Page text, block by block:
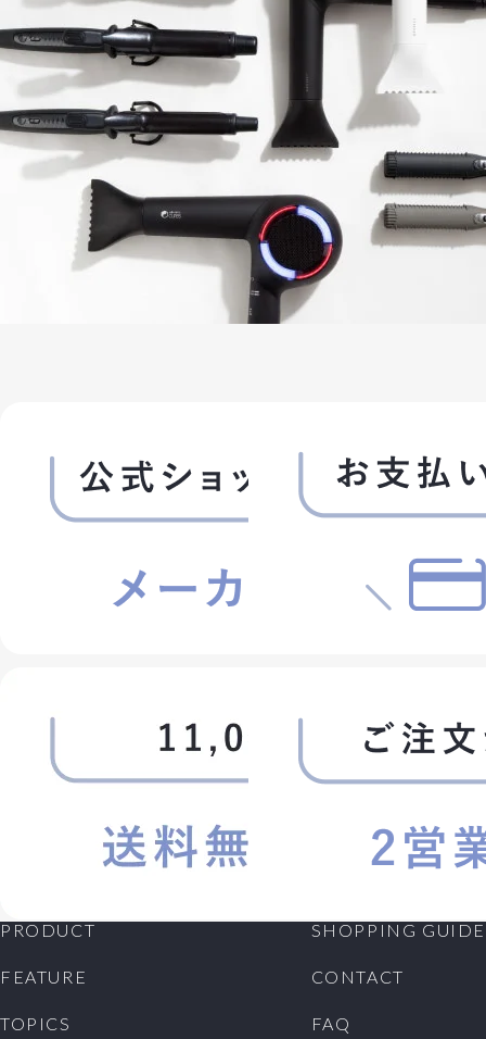
PRODUCT
FEATURE
TOPICS
SHOPPING GUIDE
CONTACT
FAQ